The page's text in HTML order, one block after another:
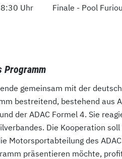
Uhr Finale - Pool
Programm
gemeinsam mit der
bestreitend, bestehend aus
der ADAC Formel 4. Sie
Die Kooperation
Motorsportabteilung des
präsentieren möchte,